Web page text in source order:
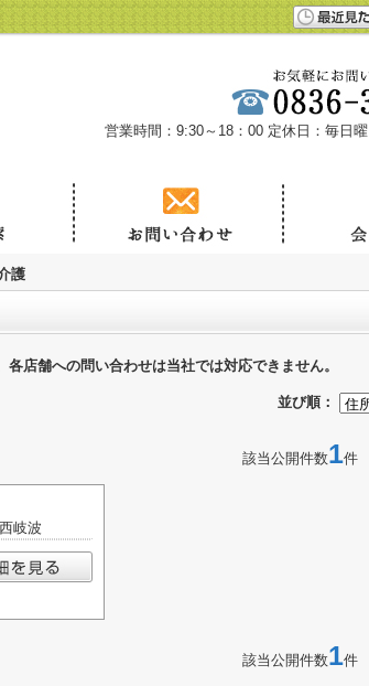
営業時間：9:30～18：00 定休日：毎日
護
店舗への問い合わせは当社では対応できません。
並び順：
該当公開件数1件
岐波
該当公開件数1件